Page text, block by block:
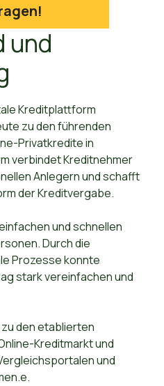
und
Kreditplattform
zu den führenden
Privatkredite in
verbindet Kreditnehmer
Anlegern und schafft
der Kreditvergabe.
und schnellen
Durch die
Prozesse konnte
stark vereinfachen und
den etablierten
Kreditmarkt und
und